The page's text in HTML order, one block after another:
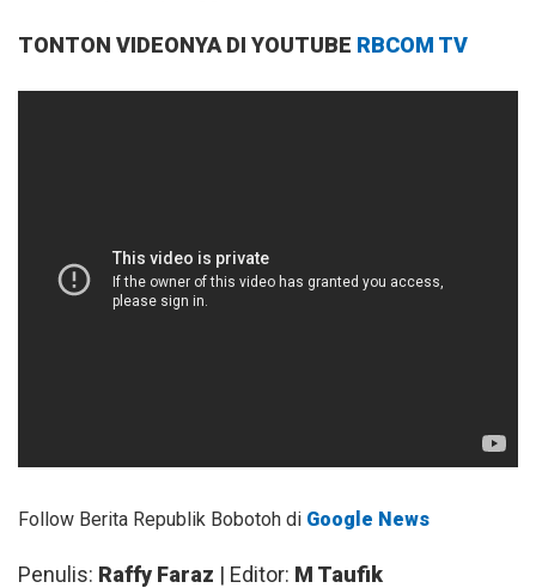
TONTON VIDEONYA DI YOUTUBE RBCOM TV
Follow Berita Republik Bobotoh di Google News
Penulis: Raffy Faraz | Editor: M Taufik